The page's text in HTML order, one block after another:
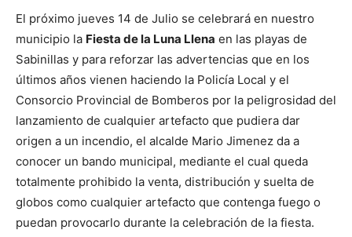
El próximo jueves 14 de Julio se celebrará en nuestro
municipio la Fiesta de la Luna Llena en las playas de
Sabinillas y para reforzar las advertencias que en los
últimos años vienen haciendo la Policía Local y el
Consorcio Provincial de Bomberos por la peligrosidad del
lanzamiento de cualquier artefacto que pudiera dar
origen a un incendio, el alcalde Mario Jimenez da a
conocer un bando municipal, mediante el cual queda
totalmente prohibido la venta, distribución y suelta de
globos como cualquier artefacto que contenga fuego o
puedan provocarlo durante la celebración de la fiesta.